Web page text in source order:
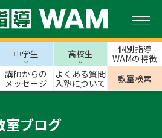
中学生 高校生
個別指導
WAMの特徴
講師からの
メッセージ
よくある質問
入塾について
教室検索
室ブログ